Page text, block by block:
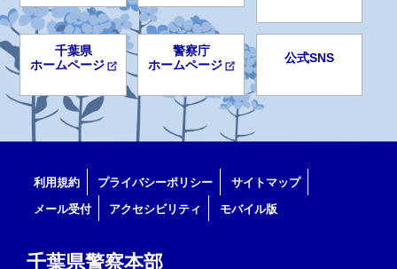
千葉県
ホームページ
警察庁
ホームページ
公式SNS
利用規約 プライバシーポリシー
サイトマップ
メール受付
アクセシビリティ モバイル版
千葉県警察本部